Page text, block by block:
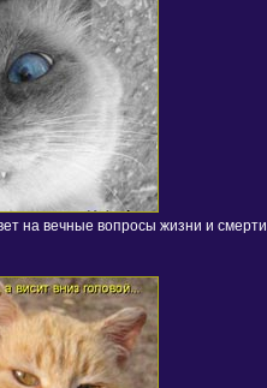
на вечные вопросы жизни и смерти.